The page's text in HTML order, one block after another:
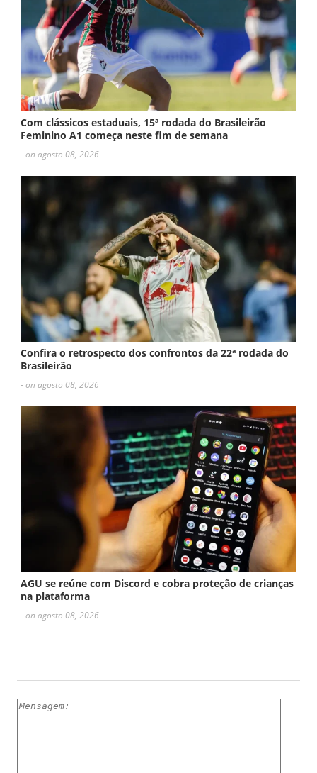
Com clássicos estaduais, 15ª rodada do Brasileirão
Feminino A1 começa neste fim de semana
- on agosto 08, 2026
Confira o retrospecto dos confrontos da 22ª rodada do
Brasileirão
- on agosto 08, 2026
AGU se reúne com Discord e cobra proteção de crianças
na plataforma
- on agosto 08, 2026